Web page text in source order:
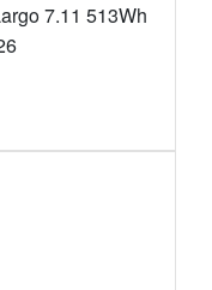
7.11 513Wh